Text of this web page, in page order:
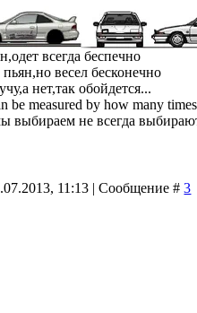
всегда беспечно
весел бесконечно
нет,так обойдется...
be measured by how many
выбираем не всегда
11:13 | Сообщение #3